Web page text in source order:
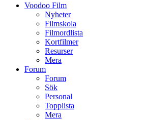
Voodoo Film
Nyheter
Filmskola
Filmordlista
Kortfilmer
Resurser
Mera
Forum
Forum
Sök
Personal
Topplista
Mera